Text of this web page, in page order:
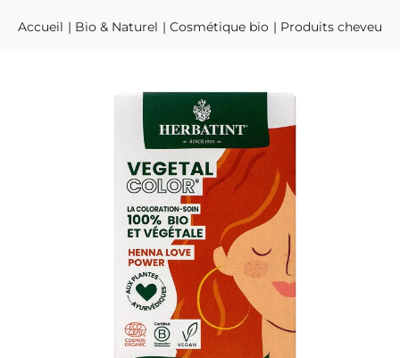
Accueil Bio & Naturel Cosmétique bio Produits cheveux